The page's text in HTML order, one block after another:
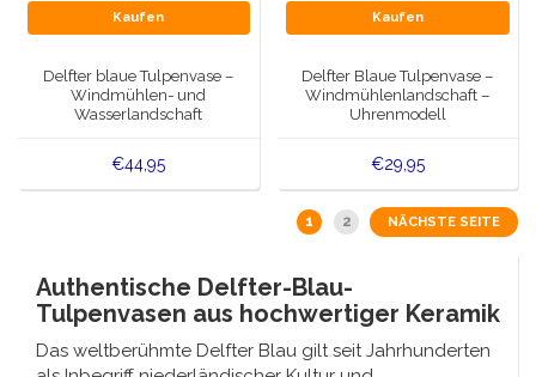
Kaufen
Delfter blaue Tulpenvase –
Windmühlen- und
Wasserlandschaft
€44,95
Kaufen
Delfter Blaue Tulpenvase –
Windmühlenlandschaft –
Uhrenmodell
€29,95
1 2 NÄCHSTE SEITE
Authentische Delfter-Blau-
Tulpenvasen aus hochwertiger Keramik
Das weltberühmte Delfter Blau gilt seit Jahrhunderten